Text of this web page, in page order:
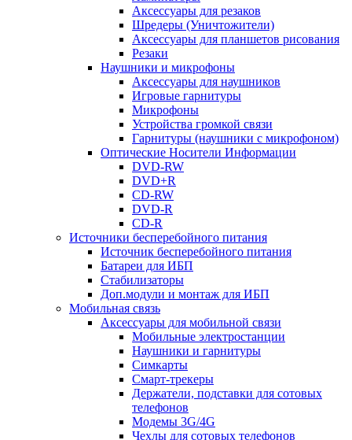
Аксессуары для резаков
Шредеры (Уничтожители)
Аксессуары для планшетов рисования
Резаки
Наушники и микрофоны
Аксессуары для наушников
Игровые гарнитуры
Микрофоны
Устройства громкой связи
Гарнитуры (наушники с микрофоном)
Оптические Носители Информации
DVD-RW
DVD+R
CD-RW
DVD-R
CD-R
Источники бесперебойного питания
Источник бесперебойного питания
Батареи для ИБП
Стабилизаторы
Доп.модули и монтаж для ИБП
Мобильная связь
Аксессуары для мобильной связи
Мобильные электростанции
Наушники и гарнитуры
Симкарты
Смарт-трекеры
Держатели, подставки для сотовых
телефонов
Модемы 3G/4G
Чехлы для сотовых телефонов